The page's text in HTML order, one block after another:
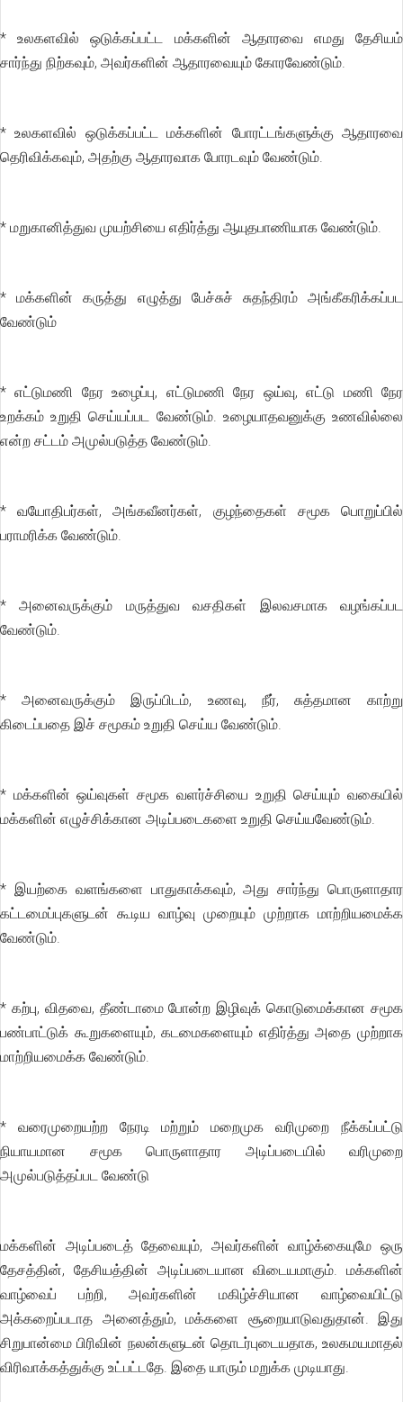
* உலகளவில் ஒடுக்கப்பட்ட மக்களின் ஆதாரவை எமது தேசியம்
சார்ந்து நிற்கவும், அவர்களின் ஆதாரவையும் கோரவேண்டும்.
* உலகளவில் ஒடுக்கப்பட்ட மக்களின் போரட்டங்களுக்கு ஆதாரவை
தெரிவிக்கவும், அதற்கு ஆதாரவாக போரடவும் வேண்டும்.
* மறுகானித்துவ முயற்சியை எதிர்த்து ஆயுதபாணியாக வேண்டும்.
* மக்களின் கருத்து எழுத்து பேச்சுச் சுதந்திரம் அங்கீகரிக்கப்பட
வேண்டும்
* எட்டுமணி நேர உழைப்பு, எட்டுமணி நேர ஒய்வு, எட்டு மணி நேர
உறக்கம் உறுதி செய்யப்பட வேண்டும். உழையாதவனுக்கு உணவில்லை
என்ற சட்டம் அமுல்படுத்த வேண்டும்.
* வயோதிபர்கள், அங்கவீனர்கள், குழந்தைகள் சமூக பொறுப்பில்
பராமரிக்க வேண்டும்.
* அனைவருக்கும் மருத்துவ வசதிகள் இலவசமாக வழங்கப்பட
வேண்டும்.
* அனைவருக்கும் இருப்பிடம், உணவு, நீர், சுத்தமான காற்று
கிடைப்பதை இச் சமூகம் உறுதி செய்ய வேண்டும்.
* மக்களின் ஒய்வுகள் சமூக வளர்ச்சியை உறுதி செய்யும் வகையில்
மக்களின் எழுச்சிக்கான அடிப்படைகளை உறுதி செய்யவேண்டும்.
* இயற்கை வளங்களை பாதுகாக்கவும், அது சார்ந்து பொருளாதார
கட்டமைப்புகளுடன் கூடிய வாழ்வு முறையும் முற்றாக மாற்றியமைக்க
வேண்டும்.
* கற்பு, விதவை, தீண்டாமை போன்ற இழிவுக் கொடுமைக்கான சமூக
பண்பாட்டுக் கூறுகளையும், கடமைகளையும் எதிர்த்து அதை முற்றாக
மாற்றியமைக்க வேண்டும்.
* வரைமுறையற்ற நேரடி மற்றும் மறைமுக வரிமுறை நீக்கப்பட்டு
நியாயமான சமூக பொருளாதார அடிப்படையில் வரிமுறை
அமுல்படுத்தப்பட வேண்டு
மக்களின் அடிப்படைத் தேவையும், அவர்களின் வாழ்க்கையுமே ஒரு
தேசத்தின், தேசியத்தின் அடிப்படையான விடையமாகும். மக்களின்
வாழ்வைப் பற்றி, அவர்களின் மகிழ்ச்சியான வாழ்வையிட்டு
அக்கறைப்படாத அனைத்தும், மக்களை சூறையாடுவதுதான். இது
சிறுபான்மை பிரிவின் நலன்களுடன் தொடர்புடையதாக, உலகமயமாதல்
விரிவாக்கத்துக்கு உட்பட்டதே. இதை யாரும் மறுக்க முடியாது.